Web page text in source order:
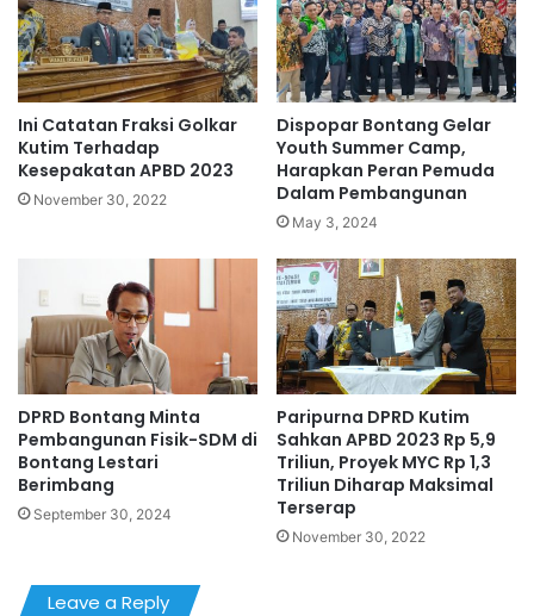
Ini Catatan Fraksi Golkar
Kutim Terhadap
Kesepakatan APBD 2023
November 30, 2022
Dispopar Bontang Gelar
Youth Summer Camp,
Harapkan Peran Pemuda
Dalam Pembangunan
May 3, 2024
DPRD Bontang Minta
Pembangunan Fisik-SDM di
Bontang Lestari
Berimbang
September 30, 2024
Paripurna DPRD Kutim
Sahkan APBD 2023 Rp 5,9
Triliun, Proyek MYC Rp 1,3
Triliun Diharap Maksimal
Terserap
November 30, 2022
Leave a Reply